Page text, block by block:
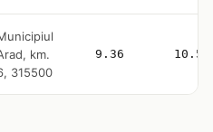
km.
315500
9.36 10.57